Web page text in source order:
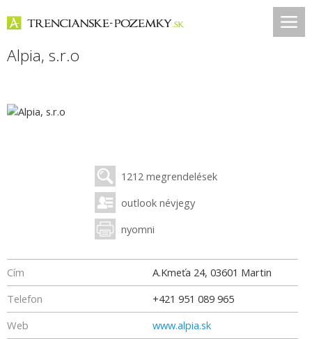
Alpia, s.r.o
1212 megrendelések
outlook névjegy
nyomni
Cím A.Kmeťa 24, 03601 Martin
Telefon
+421 951 089 965
Web
www.alpia.sk